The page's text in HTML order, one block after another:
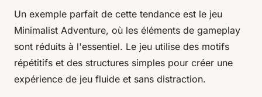
Un exemple parfait de cette tendance est le jeu
Minimalist Adventure, où les éléments de gameplay
sont réduits à l'essentiel. Le jeu utilise des motifs
répétitifs et des structures simples pour créer une
expérience de jeu fluide et sans distraction.